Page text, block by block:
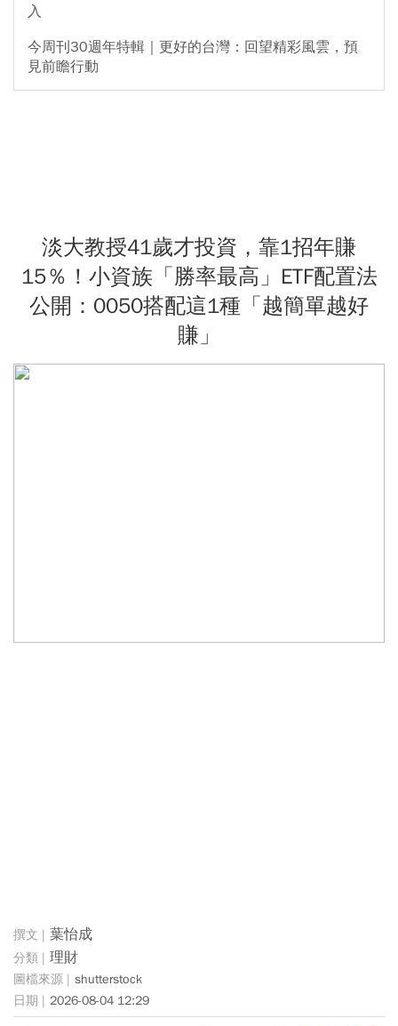
入
今周刊30週年特輯｜更好的台灣：回望精彩風雲，預
見前瞻行動
淡大教授41歲才投資，靠1招年賺
15％！小資族「勝率最高」ETF配置法
公開：0050搭配這1種「越簡單越好
賺」
葉怡成
理財
shutterstock
2026-08-04 12:29